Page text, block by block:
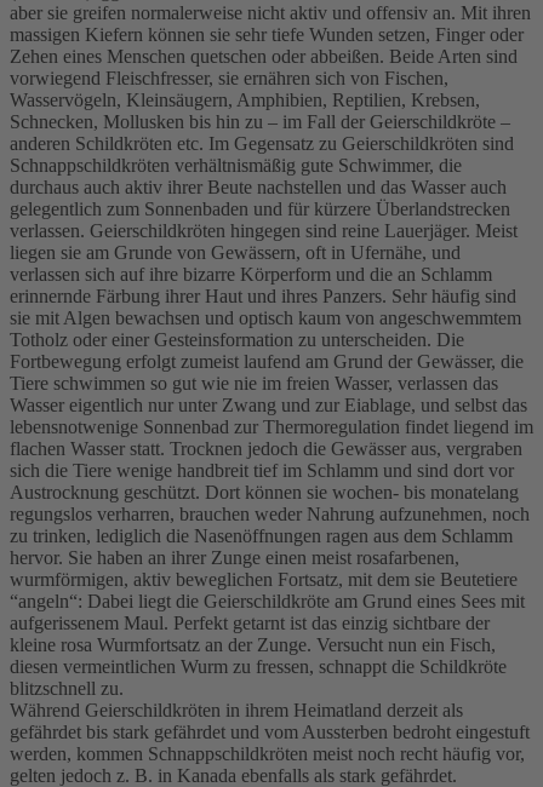
aber sie greifen normalerweise nicht aktiv und offensiv an. Mit ihren
massigen Kiefern können sie sehr tiefe Wunden setzen, Finger oder
Zehen eines Menschen quetschen oder abbeißen. Beide Arten sind
vorwiegend Fleischfresser, sie ernähren sich von Fischen,
Wasservögeln, Kleinsäugern, Amphibien, Reptilien, Krebsen,
Schnecken, Mollusken bis hin zu – im Fall der Geierschildkröte –
anderen Schildkröten etc. Im Gegensatz zu Geierschildkröten sind
Schnappschildkröten verhältnismäßig gute Schwimmer, die
durchaus auch aktiv ihrer Beute nachstellen und das Wasser auch
gelegentlich zum Sonnenbaden und für kürzere Überlandstrecken
verlassen. Geierschildkröten hingegen sind reine Lauerjäger. Meist
liegen sie am Grunde von Gewässern, oft in Ufernähe, und
verlassen sich auf ihre bizarre Körperform und die an Schlamm
erinnernde Färbung ihrer Haut und ihres Panzers. Sehr häufig sind
sie mit Algen bewachsen und optisch kaum von angeschwemmtem
Totholz oder einer Gesteinsformation zu unterscheiden. Die
Fortbewegung erfolgt zumeist laufend am Grund der Gewässer, die
Tiere schwimmen so gut wie nie im freien Wasser, verlassen das
Wasser eigentlich nur unter Zwang und zur Eiablage, und selbst das
lebensnotwenige Sonnenbad zur Thermoregulation findet liegend im
flachen Wasser statt. Trocknen jedoch die Gewässer aus, vergraben
sich die Tiere wenige handbreit tief im Schlamm und sind dort vor
Austrocknung geschützt. Dort können sie wochen- bis monatelang
regungslos verharren, brauchen weder Nahrung aufzunehmen, noch
zu trinken, lediglich die Nasenöffnungen ragen aus dem Schlamm
hervor. Sie haben an ihrer Zunge einen meist rosafarbenen,
wurmförmigen, aktiv beweglichen Fortsatz, mit dem sie Beutetiere
“angeln“: Dabei liegt die Geierschildkröte am Grund eines Sees mit
aufgerissenem Maul. Perfekt getarnt ist das einzig sichtbare der
kleine rosa Wurmfortsatz an der Zunge. Versucht nun ein Fisch,
diesen vermeintlichen Wurm zu fressen, schnappt die Schildkröte
blitzschnell zu.
Während Geierschildkröten in ihrem Heimatland derzeit als
gefährdet bis stark gefährdet und vom Aussterben bedroht eingestuft
werden, kommen Schnappschildkröten meist noch recht häufig vor,
gelten jedoch z. B. in Kanada ebenfalls als stark gefährdet.